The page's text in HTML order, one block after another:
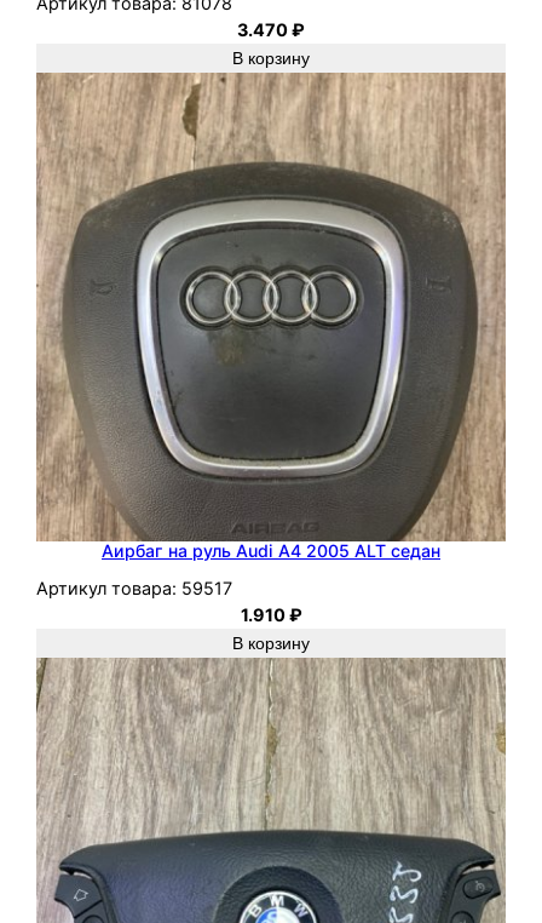
3.470₽
В корзину
Аирбаг на руль Audi A4 2005 ALT седан
Артикул товара: 59517
1.910₽
В корзину